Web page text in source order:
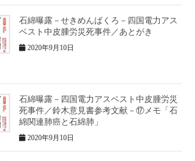
石綿曝露－せきめんばくろ－四国電力アス
ベスト中皮腫労災死事件／あとがき
2020年9月10日
石綿曝露－四国電力アスベスト中皮腫労災
死事件／鈴木意見書参考文献－⑰メモ「石
綿関連肺癌と石綿肺」
2020年9月10日